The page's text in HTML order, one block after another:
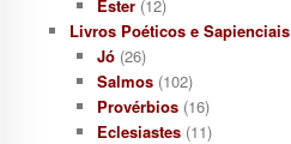
Ester(12)
Livros Poéticos e Sapienciais
Jó(26)
Salmos(102)
Provérbios(16)
Eclesiastes(11)